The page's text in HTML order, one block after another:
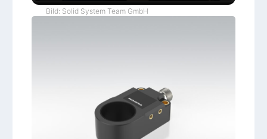
Bild: Solid System Team GmbH